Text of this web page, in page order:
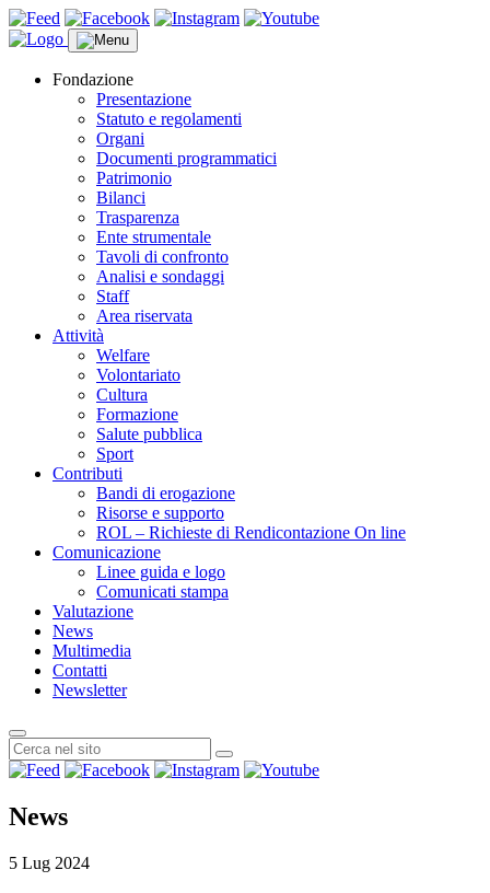
Fondazione
Presentazione
Statuto e regolamenti
Organi
Documenti programmatici
Patrimonio
Bilanci
Trasparenza
Ente strumentale
Tavoli di confronto
Analisi e sondaggi
Staff
Area riservata
Attività
Welfare
Volontariato
Cultura
Formazione
Salute pubblica
Sport
Contributi
Bandi di erogazione
Risorse e supporto
ROL – Richieste di Rendicontazione On line
Comunicazione
Linee guida e logo
Comunicati stampa
Valutazione
News
Multimedia
Contatti
Newsletter
News
5 Lug 2024